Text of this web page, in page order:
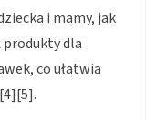
i mamy, jak
dla
co ułatwia